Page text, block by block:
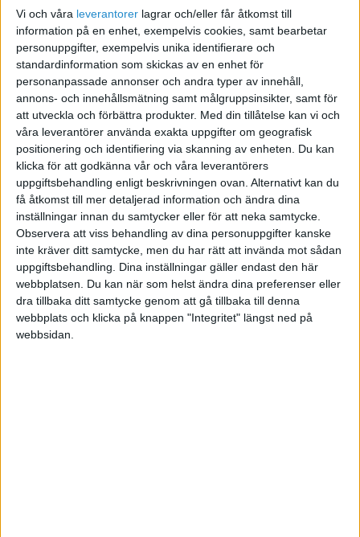
Vi och våra leverantorer lagrar och/eller får åtkomst till
information på en enhet, exempelvis cookies, samt bearbetar
personuppgifter, exempelvis unika identifierare och
standardinformation som skickas av en enhet för
personanpassade annonser och andra typer av innehåll,
annons- och innehållsmätning samt målgruppsinsikter, samt för
att utveckla och förbättra produkter. Med din tillåtelse kan vi och
våra leverantörer använda exakta uppgifter om geografisk
positionering och identifiering via skanning av enheten. Du kan
klicka för att godkänna vår och våra leverantörers
uppgiftsbehandling enligt beskrivningen ovan. Alternativt kan du
få åtkomst till mer detaljerad information och ändra dina
inställningar innan du samtycker eller för att neka samtycke.
Observera att viss behandling av dina personuppgifter kanske
inte kräver ditt samtycke, men du har rätt att invända mot sådan
uppgiftsbehandling. Dina inställningar gäller endast den här
webbplatsen. Du kan när som helst ändra dina preferenser eller
dra tillbaka ditt samtycke genom att gå tillbaka till denna
webbplats och klicka på knappen "Integritet" längst ned på
webbsidan.
Hur värderas ett företags idé?
i Finansiering, Riskkapital och Bidrag
för 17 år sedan
Hur värderas ett företags idé?
Svar i Finansiering, Riskkapital och Bidrag
för 17 år sedan
Hur värderas ett företags idé?
Svar i Finansiering, Riskkapital och Bidrag
för 17 år sedan
Hur värderas ett företags idé?
Tråd
i Finansiering, Riskkapital och Bidrag
18
för 18 år sedan
Starta en comunity?
Tråd i E-handel 5
för 18 år sedan